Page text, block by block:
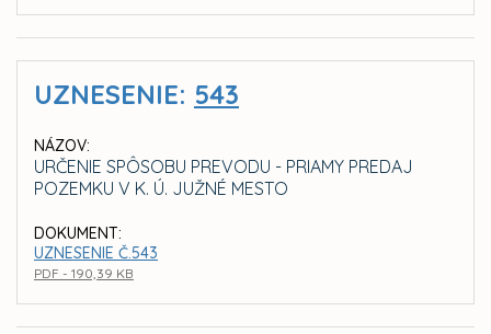
UZNESENIE: 543
NÁZOV:
URČENIE SPÔSOBU PREVODU - PRIAMY PREDAJ
POZEMKU V K. Ú. JUŽNÉ MESTO
DOKUMENT:
UZNESENIE Č.543
PDF - 190,39 KB